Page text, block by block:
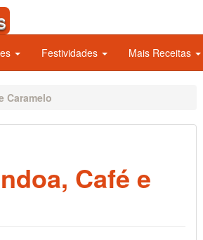
Festividades Mais Receitas
Caramelo
Café e